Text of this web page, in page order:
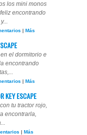
los mini monos
encontrando
| Más
el dormitorio e
encontrando
| Más
KEY ESCAPE
tu tractor rojo,
encontrarla,
| Más